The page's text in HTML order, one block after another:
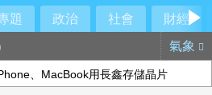
題 政治 社會
財經
氣象
、MacBook用長鑫存儲晶片